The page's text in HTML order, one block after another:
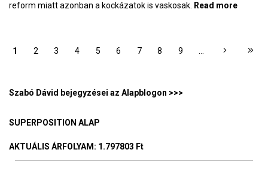
reform miatt azonban a kockázatok is vaskosak. Read more
a
OLDALAK
1 2 3 4 5 6 7 8 9
Szabó Dávid bejegyzései az Alapblogon >>>
SUPERPOSITION ALAP
AKTUÁLIS ÁRFOLYAM : 1.797803 Ft